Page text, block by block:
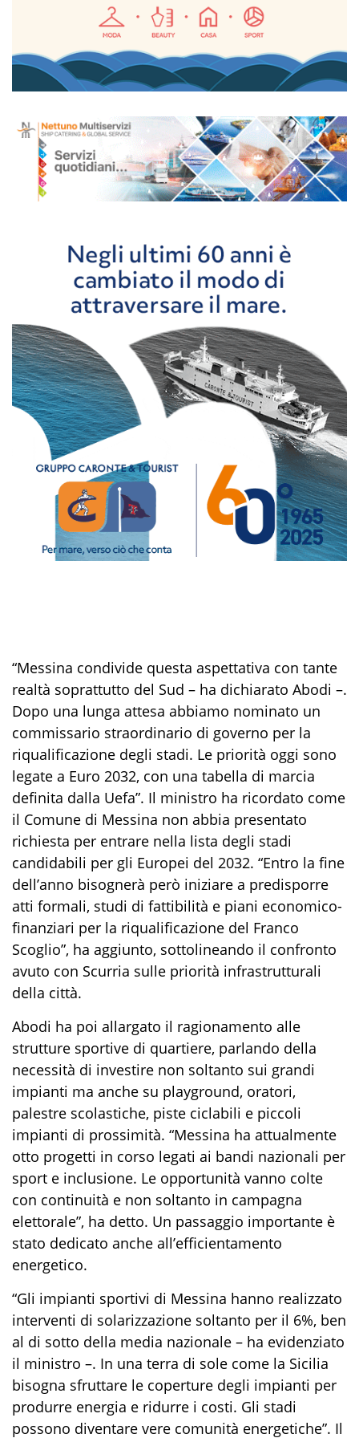
“Messina condivide questa aspettativa con tante
realtà soprattutto del Sud – ha dichiarato Abodi –.
Dopo una lunga attesa abbiamo nominato un
commissario straordinario di governo per la
riqualificazione degli stadi. Le priorità oggi sono
legate a Euro 2032, con una tabella di marcia
definita dalla Uefa”. Il ministro ha ricordato come
il Comune di Messina non abbia presentato
richiesta per entrare nella lista degli stadi
candidabili per gli Europei del 2032. “Entro la fine
dell’anno bisognerà però iniziare a predisporre
atti formali, studi di fattibilità e piani economico-
finanziari per la riqualificazione del Franco
Scoglio”, ha aggiunto, sottolineando il confronto
avuto con Scurria sulle priorità infrastrutturali
della città.
Abodi ha poi allargato il ragionamento alle
strutture sportive di quartiere, parlando della
necessità di investire non soltanto sui grandi
impianti ma anche su playground, oratori,
palestre scolastiche, piste ciclabili e piccoli
impianti di prossimità. “Messina ha attualmente
otto progetti in corso legati ai bandi nazionali per
sport e inclusione. Le opportunità vanno colte
con continuità e non soltanto in campagna
elettorale”, ha detto. Un passaggio importante è
stato dedicato anche all’efficientamento
energetico.
“Gli impianti sportivi di Messina hanno realizzato
interventi di solarizzazione soltanto per il 6%, ben
al di sotto della media nazionale – ha evidenziato
il ministro –. In una terra di sole come la Sicilia
bisogna sfruttare le coperture degli impianti per
produrre energia e ridurre i costi. Gli stadi
possono diventare vere comunità energetiche”. Il